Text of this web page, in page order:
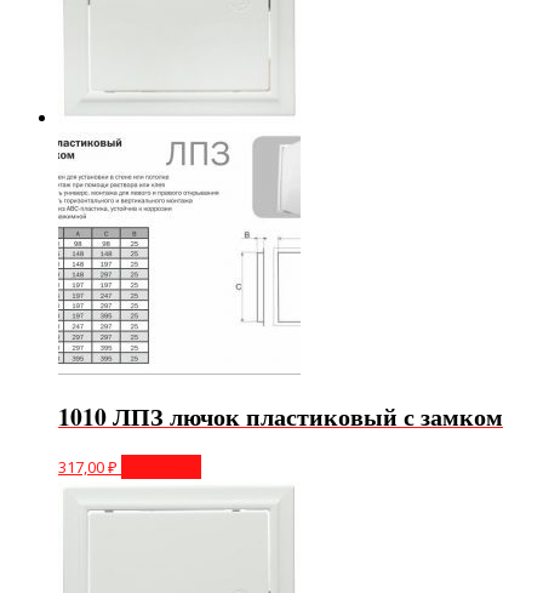
1010 ЛПЗ лючок пластиковый с замком
317,00₽